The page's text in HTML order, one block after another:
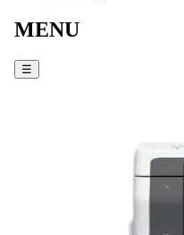
MENU
☰